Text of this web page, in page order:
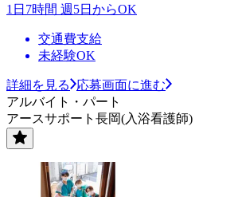
1日7時間 週5日からOK
交通費支給
未経験OK
詳細を見る
応募画面に進む
アルバイト・パート
アースサポート長岡(入浴看護師)